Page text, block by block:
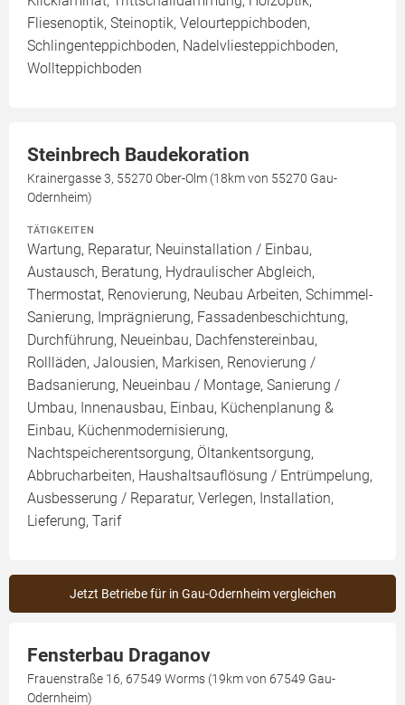
Fliesenoptik, Steinoptik, Velourteppichboden,
Schlingenteppichboden, Nadelvliesteppichboden,
Wollteppichboden
Steinbrech Baudekoration
Krainergasse 3, 55270 Ober-Olm (18km von 55270 Gau-
Odernheim)
TÄTIGKEITEN
Wartung, Reparatur, Neuinstallation / Einbau,
Austausch, Beratung, Hydraulischer Abgleich,
Thermostat, Renovierung, Neubau Arbeiten, Schimmel-
Sanierung, Imprägnierung, Fassadenbeschichtung,
Durchführung, Neueinbau, Dachfenstereinbau,
Rollläden, Jalousien, Markisen, Renovierung /
Badsanierung, Neueinbau / Montage, Sanierung /
Umbau, Innenausbau, Einbau, Küchenplanung &
Einbau, Küchenmodernisierung,
Nachtspeicherentsorgung, Öltankentsorgung,
Abbrucharbeiten, Haushaltsauflösung / Entrümpelung,
Ausbesserung / Reparatur, Verlegen, Installation,
Lieferung, Tarif
Jetzt Betriebe für in Gau-Odernheim vergleichen
Fensterbau Draganov
Frauenstraße 16, 67549 Worms (19km von 67549 Gau-
Odernheim)